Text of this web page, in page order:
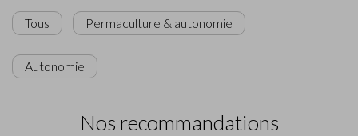
Tous Permaculture & autonomie
Autonomie
Nos recommandations